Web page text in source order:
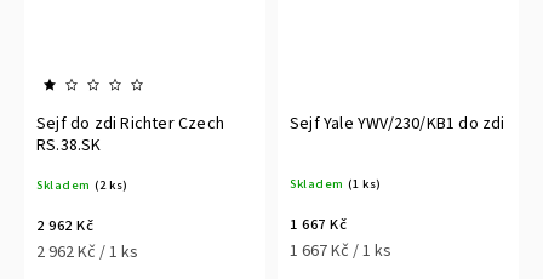
Sejf do zdi Richter Czech
RS.38.SK
Skladem (2 ks)
2 962 Kč
2 962 Kč / 1 ks
Sejf Yale YWV/230/KB1 do zdi
Skladem (1 ks)
1 667 Kč
1 667 Kč / 1 ks